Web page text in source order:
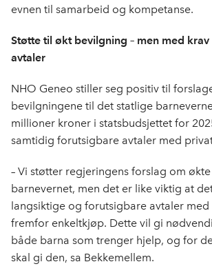
evnen til samarbeid og kompetanse.
Støtte til økt bevilgning – men med
avtaler
NHO Geneo stiller seg positiv til
bevilgningene til det statlige
millioner kroner i statsbudsjettet for
samtidig forutsigbare avtaler med
– Vi støtter regjeringens forslag om
barnevernet, men det er like viktig at
langsiktige og forutsigbare avtaler
fremfor enkeltkjøp. Dette vil gi
både barna som trenger hjelp, og for
skal gi den, sa Bekkemellem.